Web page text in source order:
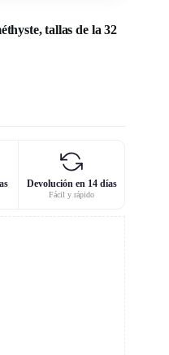
tallas de la 32
Devolución en 14 días
Fácil y rápido